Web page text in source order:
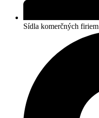
Sídla komerčných firiem